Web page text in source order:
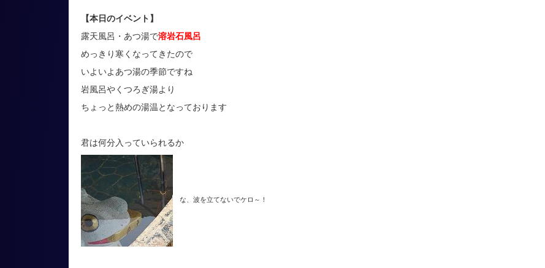
【本日のイベント】
露天風呂・あつ湯で溶岩石風呂
めっきり寒くなってきたので
いよいよあつ湯の季節ですね
岩風呂やくつろぎ湯より
ちょっと熱めの湯温となっております
君は何分入っていられるか
な、波を立てないでケロ～！